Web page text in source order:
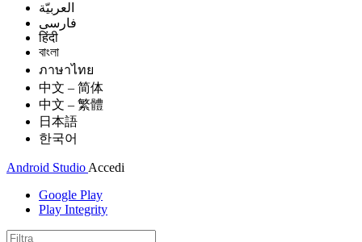
العربيّة
فارسی
हिंदी
বাংলা
ภาษาไทย
中文 – 简体
中文 – 繁體
日本語
한국어
Android Studio Accedi
Google Play
Play Integrity